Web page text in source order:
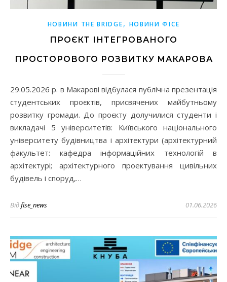
НОВИНИ THE BRIDGE, НОВИНИ ФІСЕ
ПРОЄКТ ІНТЕГРОВАНОГО
ПРОСТОРОВОГО РОЗВИТКУ МАКАРОВА
29.05.2026 р. в Макарові відбулася публічна презентація
студентських проєктів, присвячених майбутньому
розвитку громади. До проєкту долучилися студенти і
викладачі 5 університетів: Київського національного
університету будівництва і архітектури (архітектурний
факультет: кафедра інформаційних технологій в
архітектурі; архітектурного проектування цивільних
будівель і споруд,…
Відfise_news 01.06.2026